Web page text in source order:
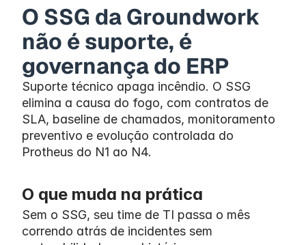
O SSG da Groundwork
não é suporte, é
governança do ERP
Suporte técnico apaga incêndio. O SSG
elimina a causa do fogo, com contratos de
SLA, baseline de chamados, monitoramento
preventivo e evolução controlada do
Protheus do N1 ao N4.
O que muda na prática
Sem o SSG, seu time de TI passa o mês
correndo atrás de incidentes sem